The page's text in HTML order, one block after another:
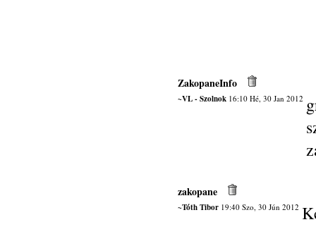
ZakopaneInfo
~VL - Szolnok16:10 Hé, 30 Jan 2012
zakopane
~Tóth Tibor19:40 Szo, 30 Jún 2012